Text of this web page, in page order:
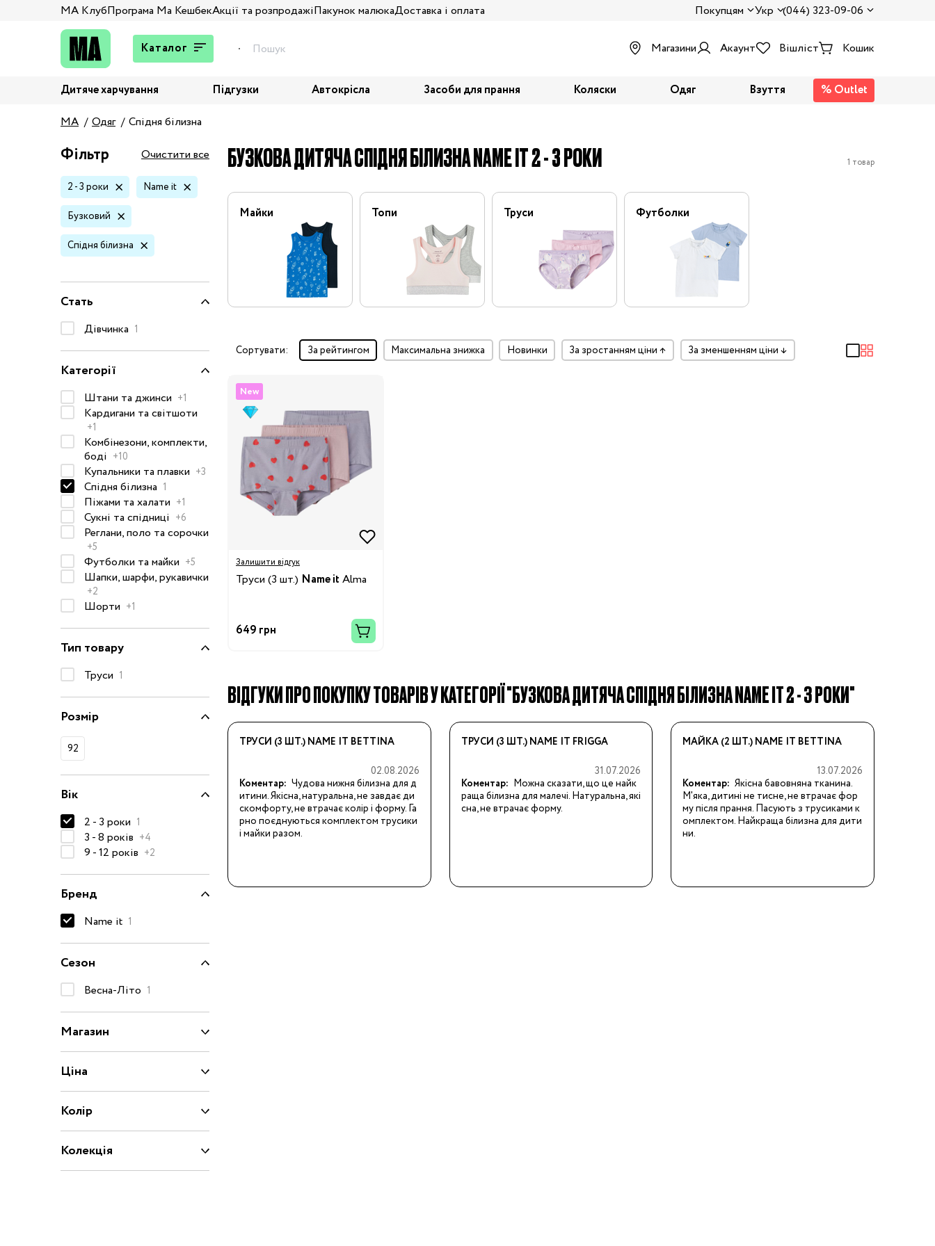
МА КлубПрограма Ма КешбекАкції та розпродажіПакунок малюкаДоставка і оплата Покупцям Укр (044) 323-09-06
Каталог
Одяг
Штани та джинси
Верхній одяг
Жакети та піджаки
Кардигани та світшоти
Колготи та шкарпетки
Комбінезони,
комплекти, боді
Спідня білизна
Пелюшки
Піжами та халати
Сукні та спідниці
Термобілизна
Рушники та накидки
Реглани, поло та
сорочки
Рюкзаки та сумки
Футболки та майки
Шапки, шарфи,
Шорти
50-68 см
110-128 см
Бренди:
напівчеревики
Капці
25
26
29
30
32.5
33
Магазини Акаунт Вішліст Кошик
Дитяче харчування Підгузки Автокрісла Засоби для прання Коляски Одяг Взуття
% Outlet
MA
Одяг Спідня білизна
Фільтр Очистити все
2 - 3 роки Name it
Бузковий
Спідня білизна
Стать
Дівчинка 1
Категорії
Штани та джинси +1
Кардигани та світшоти
+1
Комбінезони, комплекти,
боді +10
Купальники та плавки +3
Спідня білизна 1
Піжами та халати +1
Сукні та спідниці +6
Реглани, поло та сорочки
+5
Футболки та майки +5
Шапки, шарфи, рукавички
+2
Шорти +1
Тип товару
Труси 1
Розмір
92
Вік
2 - 3 роки 1
3 - 8 років +4
9 - 12 років +2
Бренд
Name it 1
Сезон
Весна-Літо 1
Магазин
Ціна
Колір
Колекція
БУЗКОВА ДИТЯЧА СПІДНЯ БІЛИЗНА NAME IT 2 - 3 РОКИ 1 товар
Майки Топи Труси Футболки
Сортувати: за рейтингом максимальна знижка Новинки за зростанням ціни ↑ за зменшенням ціни ↓
New
Залишити відгук
Труси (3 шт.) Name it Alma
649 грн
ВІДГУКИ ПРО ПОКУПКУ ТОВАРІВ У КАТЕГОРІЇ "БУЗКОВА ДИТЯЧА СПІДНЯ БІЛИЗНА NAME IT 2 - 3 РОКИ"
ТРУСИ (3 ШТ.) NAME IT BETTINA
02.08.2026
Коментар: Чудова нижня білизна для д
итини. Якісна, натуральна, не завдає ди
скомфорту, не втрачає колір і форму. Га
рно поєднуються комплектом трусики
і майки разом.
ТРУСИ (3 ШТ.) NAME IT FRIGGA
31.07.2026
Коментар: Можна сказати, що це найк
раща білизна для малечі. Натуральна, які
сна, не втрачає форму.
МАЙКА (2 ШТ.) NAME IT BETTINA
13.07.2026
Коментар: Якісна бавовняна тканина.
М'яка, дитині не тисне, не втрачає фор
му після прання. Пасують з трусиками к
омплектом. Найкраща білизна для дити
ни.